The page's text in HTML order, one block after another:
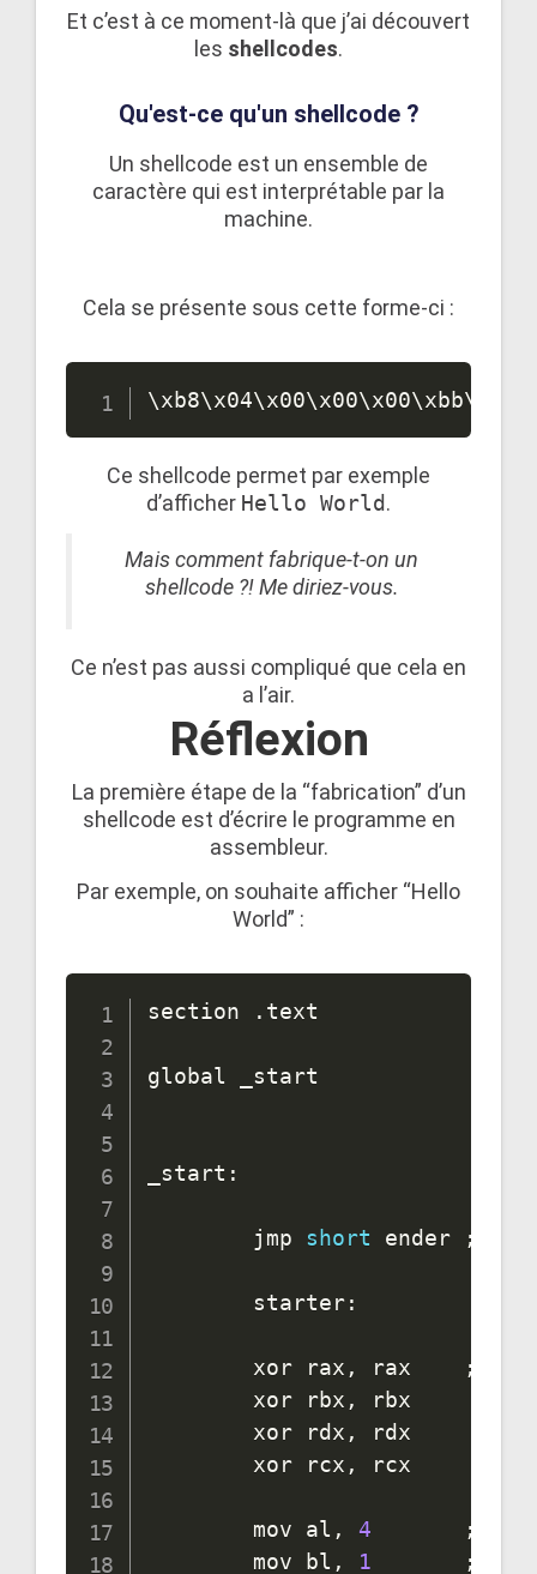
Et c’est à ce moment-là que j’ai découvert
les shellcodes.
Qu'est-ce qu'un shellcode ?
Un shellcode est un ensemble de
caractère qui est interprétable par la
machine.
Cela se présente sous cette forme-ci :
\xb8\x04\x00\x00\x00\xbb\
Ce shellcode permet par exemple
d’afficher Hello World.
Mais comment fabrique-t-on un
shellcode ?! Me diriez-vous.
Ce n’est pas aussi compliqué que cela en
a l’air.
Réflexion
La première étape de la “fabrication” d’un
shellcode est d’écrire le programme en
assembleur.
Par exemple, on souhaite afficher “Hello
World” :
section . text
global _start
_start :
        jmp
short ender ;
        starter
:
        xor rax
, rax ;
        xor rbx
,
rbx
        xor rdx
,
rdx
        xor rcx
, rcx
        mov al
, 4 ;
        mov bl
, 1 ;